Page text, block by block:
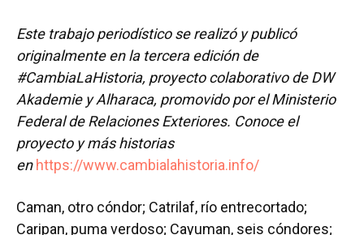
Este trabajo periodístico se realizó y publicó
originalmente en la tercera edición de
#CambiaLaHistoria, proyecto colaborativo de DW
Akademie y Alharaca, promovido por el Ministerio
Federal de Relaciones Exteriores. Conoce el
proyecto y más historias
enhttps://www.cambialahistoria.info/
Caman, otro cóndor; Catrilaf, río entrecortado;
Caripan, puma verdoso; Cayuman, seis cóndores;